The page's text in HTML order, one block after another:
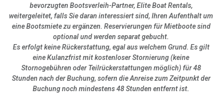
bevorzugten Bootsverleih-Partner, Elite Boat Rentals,
weitergeleitet, falls Sie daran interessiert sind, Ihren Aufenthalt um
eine Bootsmiete zu ergänzen. Reservierungen für Mietboote sind
optional und werden separat gebucht.
Es erfolgt keine Rückerstattung, egal aus welchem Grund. Es gilt
eine Kulanzfrist mit kostenloser Stornierung (keine
Stornogebühren oder Teilrückerstattungen möglich) für 48
Stunden nach der Buchung, sofern die Anreise zum Zeitpunkt der
Buchung noch mindestens 48 Stunden entfernt ist.